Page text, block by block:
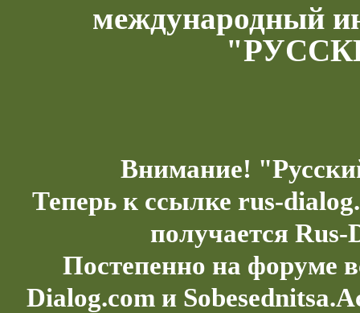
международный
Внимание!
Теперь к ссылке rus-
получается Rus-
Постепенно на форуме
Dialog.com и